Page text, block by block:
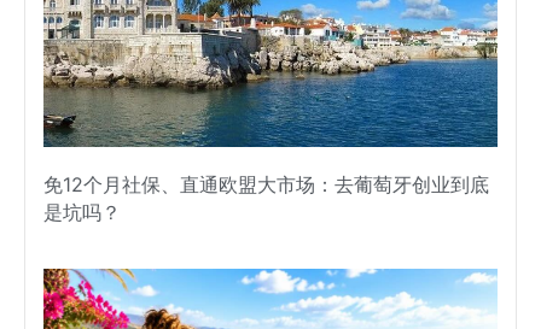
免12个月社保、直通欧盟大市场：去葡萄牙创业到底
是坑吗？